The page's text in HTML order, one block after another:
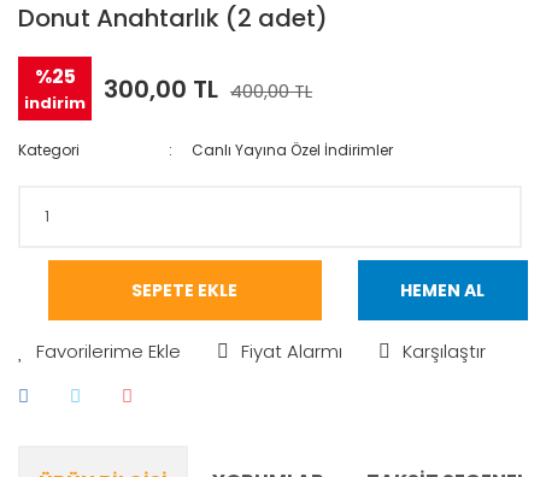
Donut Anahtarlık (2 adet)
%25
indirim 300,00 TL 400,00 TL
Kategori Canlı Yayına Özel İndirimler
SEPETE EKLE HEMEN AL
Fiyat Alarmı Karşılaştır